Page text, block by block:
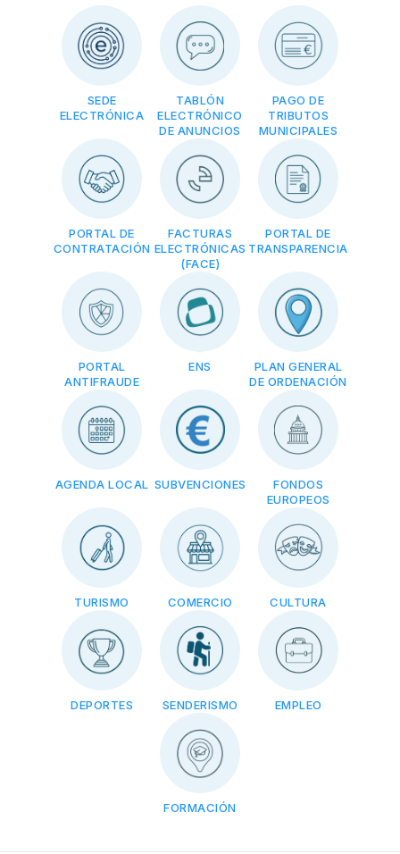
SEDE
ELECTRÓNICA
TABLÓN
ELECTRÓNICO
DE ANUNCIOS
PAGO DE
TRIBUTOS
MUNICIPALES
PORTAL DE
CONTRATACIÓN
FACTURAS
ELECTRÓNICAS
(FACE)
PORTAL DE
TRANSPARENCIA
PORTAL
ANTIFRAUDE
ENS
PLAN GENERAL
DE ORDENACIÓN
AGENDA LOCAL SUBVENCIONES
FONDOS
EUROPEOS
TURISMO COMERCIO CULTURA
DEPORTES SENDERISMO EMPLEO
FORMACIÓN